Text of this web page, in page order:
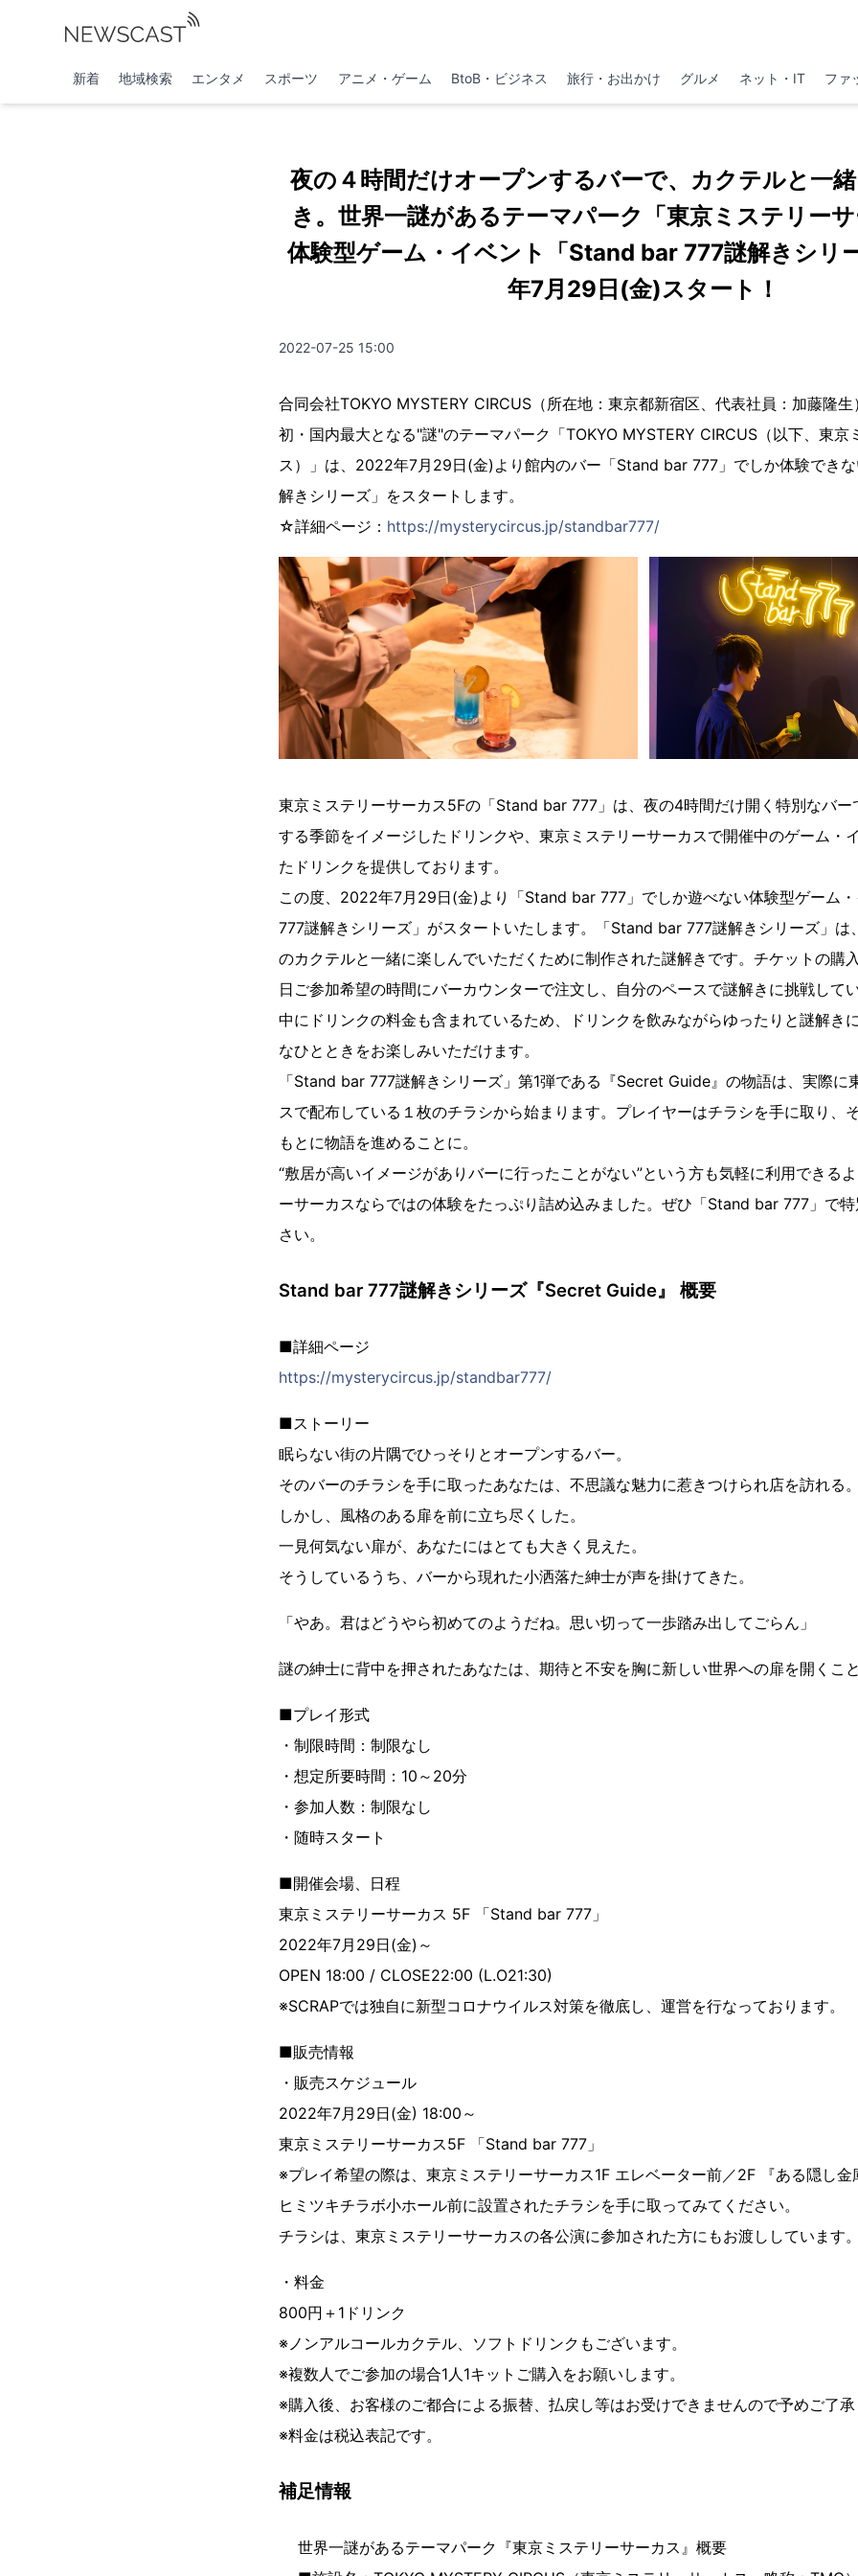
新着 地域検索 エンタメ スポーツ アニメ・ゲーム BtoB・ビジネス 旅行・お出かけ グルメ ネット・IT ファ
夜の４時間だけオープンするバーで、カクテルと一
き。世界一謎があるテーマパーク「東京ミステリー
体験型ゲーム・イベント「Stand bar 777謎解きシリ
年7月29日(金)スタート！
2022-07-25 15:00
合同会社TOKYO MYSTERY CIRCUS（所在地：東京都新宿区、代表社員：加藤隆
初・国内最大となる"謎"のテーマパーク「TOKYO MYSTERY CIRCUS（以下、東京
ス）」は、2022年7月29日(金)より館内のバー「Stand bar 777」でしか体験でき
解きシリーズ」をスタートします。
☆詳細ページ： https://mysterycircus.jp/standbar777/
東京ミステリーサーカス5Fの「Stand bar 777」は、夜の4時間だけ開く特別なバー
する季節をイメージしたドリンクや、東京ミステリーサーカスで開催中のゲーム・
たドリンクを提供しております。
この度、2022年7月29日(金)より「Stand bar 777」でしか遊べない体験型ゲーム
777謎解きシリーズ」がスタートいたします。「Stand bar 777謎解きシリーズ」は
のカクテルと一緒に楽しんでいただくために制作された謎解きです。チケットの購
日ご参加希望の時間にバーカウンターで注文し、自分のペースで謎解きに挑戦して
中にドリンクの料金も含まれているため、ドリンクを飲みながらゆったりと謎解き
なひとときをお楽しみいただけます。
「Stand bar 777謎解きシリーズ」第1弾である『Secret Guide』の物語は、実際に
スで配布している１枚のチラシから始まります。プレイヤーはチラシを手に取り、
もとに物語を進めることに。
“敷居が高いイメージがありバーに行ったことがない”という方も気軽に利用できる
ーサーカスならではの体験をたっぷり詰め込みました。ぜひ「Stand bar 777」で
さい。
Stand bar 777謎解きシリーズ『Secret Guide』 概要
■詳細ページ
https://mysterycircus.jp/standbar777/
■ストーリー
眠らない街の片隅でひっそりとオープンするバー。
そのバーのチラシを手に取ったあなたは、不思議な魅力に惹きつけられ店を訪れる。
しかし、風格のある扉を前に立ち尽くした。
一見何気ない扉が、あなたにはとても大きく見えた。
そうしているうち、バーから現れた小洒落た紳士が声を掛けてきた。
「やあ。君はどうやら初めてのようだね。思い切って一歩踏み出してごらん」
謎の紳士に背中を押されたあなたは、期待と不安を胸に新しい世界への扉を開くこと
■プレイ形式
・制限時間：制限なし
・想定所要時間：10～20分
・参加人数：制限なし
・随時スタート
■開催会場、日程
東京ミステリーサーカス 5F 「Stand bar 777」
2022年7月29日(金)～
OPEN 18:00 / CLOSE22:00 (L.O21:30)
※SCRAPでは独自に新型コロナウイルス対策を徹底し、運営を行なっております。
■販売情報
・販売スケジュール
2022年7月29日(金) 18:00～
東京ミステリーサーカス5F 「Stand bar 777」
※プレイ希望の際は、東京ミステリーサーカス1F エレベーター前／2F 『ある隠し
ヒミツキチラボ小ホール前に設置されたチラシを手に取ってみてください。
チラシは、東京ミステリーサーカスの各公演に参加された方にもお渡ししています。
・料金
800円＋1ドリンク
※ノンアルコールカクテル、ソフトドリンクもございます。
※複数人でご参加の場合1人1キットご購入をお願いします。
※購入後、お客様のご都合による振替、払戻し等はお受けできませんので予めご了承
※料金は税込表記です。
補足情報
世界一謎があるテーマパーク『東京ミステリーサーカス』概要